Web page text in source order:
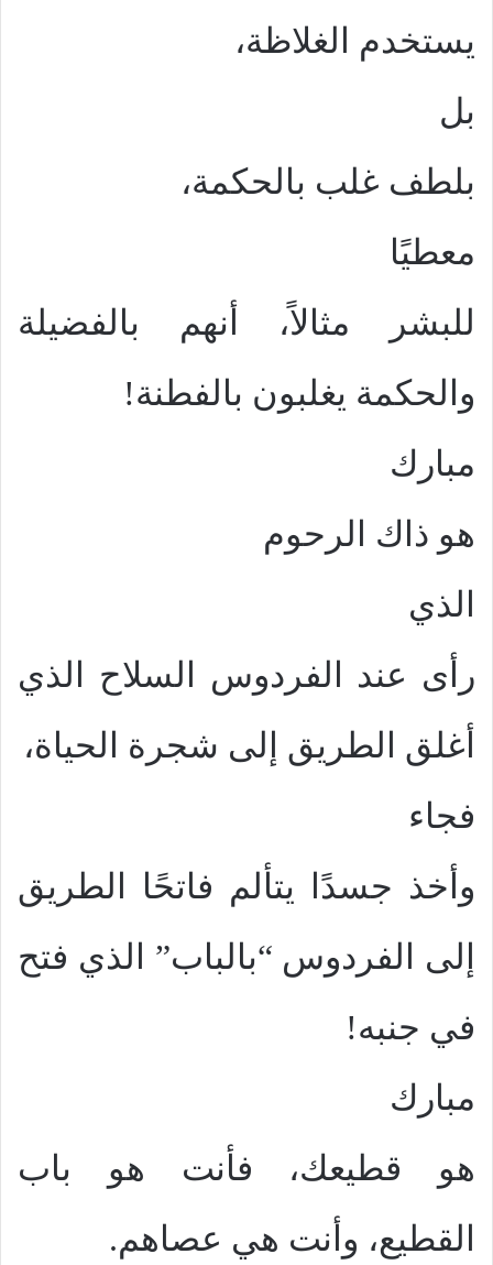
يستخدم الغلاظة،
بل
بلطف غلب بالحكمة،
معطيًا
للبشر مثالاً، أنهم بالفضيلة
والحكمة يغلبون بالفطنة!
مبارك
هو ذاك الرحوم
الذي
رأى عند الفردوس السلاح الذي
أغلق الطريق إلى شجرة الحياة،
فجاء
وأخذ جسدًا يتألم فاتحًا الطريق
إلى الفردوس “بالباب” الذي فتح
في جنبه!
مبارك
هو قطيعك، فأنت هو باب
القطيع، وأنت هي عصاهم.